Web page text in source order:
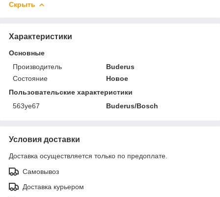
Скрыть
Характеристики
Основные
Производитель
Buderus
Состояние
Новое
Пользовательские характеристики
563уе67
Buderus/Bosch
Условия доставки
Доставка осуществляется только по предоплате.
Самовывоз
Доставка курьером